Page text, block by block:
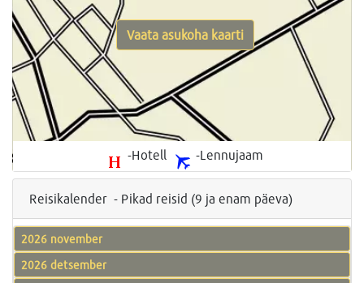
-Hotell -Lennujaam
Vaata asukoha kaarti
Reisikalender - Pikad reisid (9 ja enam päeva)
2026 november
2026 detsember